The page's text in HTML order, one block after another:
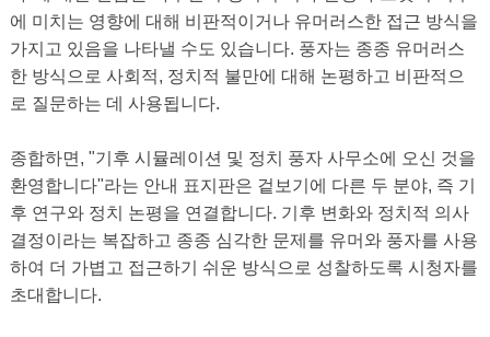
에 미치는 영향에 대해 비판적이거나 유머러스한 접근 방식을
가지고 있음을 나타낼 수도 있습니다. 풍자는 종종 유머러스
한 방식으로 사회적, 정치적 불만에 대해 논평하고 비판적으
로 질문하는 데 사용됩니다.
종합하면, "기후 시뮬레이션 및 정치 풍자 사무소에 오신 것을
환영합니다"라는 안내 표지판은 겉보기에 다른 두 분야, 즉 기
후 연구와 정치 논평을 연결합니다. 기후 변화와 정치적 의사
결정이라는 복잡하고 종종 심각한 문제를 유머와 풍자를 사용
하여 더 가볍고 접근하기 쉬운 방식으로 성찰하도록 시청자를
초대합니다.